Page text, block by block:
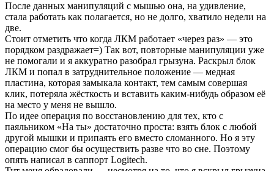
После данных манипуляций с мышью она, на удивление,
стала работать как полагается, но не долго, хватило недели на
две.
Стоит отметить что когда ЛКМ работает «через раз» — это
порядком раздражает=) Так вот, повторные манипуляции уже
не помогали и я аккуратно разобрал грызуна. Раскрыл блок
ЛКМ и попал в затруднительное положение — медная
пластина, которая замыкала контакт, тем самым совершая
клик, потеряла жёсткость и вставить каким-нибудь образом её
на место у меня не вышло.
По идее операция по восстановлению для тех, кто с
паяльником «На ты» достаточно проста: взять блок с любой
другой мышки и припаять его вместо сломанного. Но я эту
операцию смог бы осуществить разве что во сне. Поэтому
опять написал в саппорт Logitech.